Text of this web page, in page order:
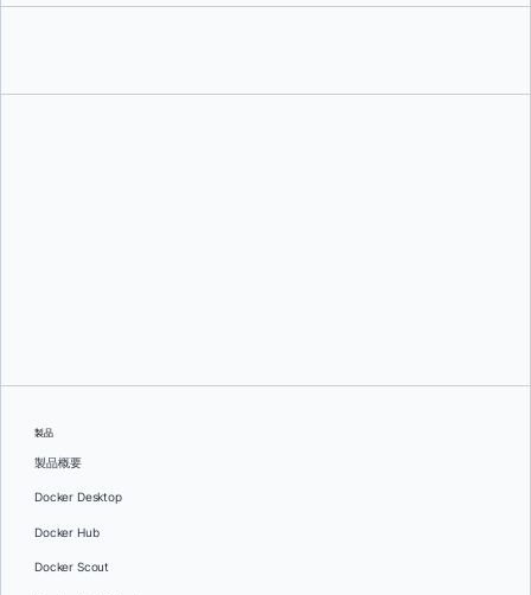
製品
製品概要
Docker Desktop
Docker Hub
Docker Scout